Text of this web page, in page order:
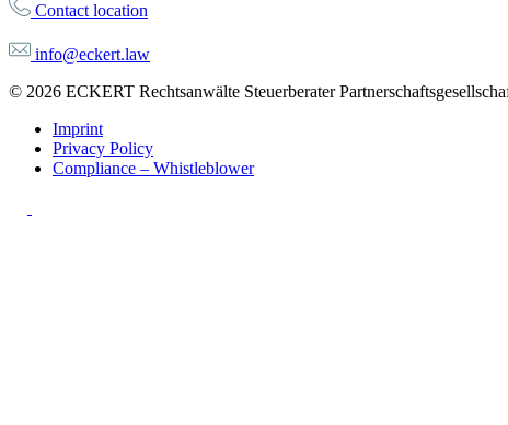
Contact location
info@eckert.law
© 2026 ECKERT Rechtsanwälte Steuerberater
Imprint
Privacy Policy
Compliance – Whistleblower